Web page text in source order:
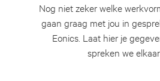
Nog niet zeker welke
gaan graag met jou in
Eonics. Laat hier je
spreken we